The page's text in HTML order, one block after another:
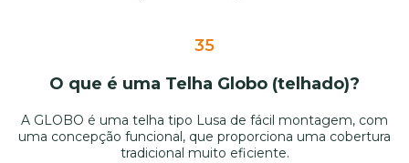
35
O que é uma Telha Globo (telhado)?
A GLOBO é uma telha tipo Lusa de fácil montagem, com
uma concepção funcional, que proporciona uma cobertura
tradicional muito eficiente.